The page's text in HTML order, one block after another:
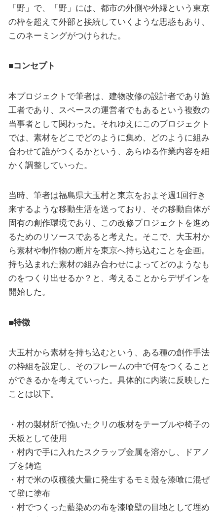
「野」で、「野」には、都市の外側や外縁という東京
の枠を超えて外部と接続していくような思惑もあり、
このネーミングがつけられた。
■コンセプト
本プロジェクトで筆者は、建物改修の設計者であり施
工者であり、スペースの運営者でもあるという複数の
当事者として関わった。それゆえにこのプロジェクト
では、素材をどこでどのように集め、どのように組み
合わせて誰がつくるかという、あらゆる作業内容を細
かく調整していった。
当時、筆者は福島県大玉村と東京をおよそ週1回行き
来するような移動生活を送っており、その移動自体が
固有の創作環境であり、この改修プロジェクトを進め
るためのリソースであると考えた。そこで、大玉村か
ら素材や制作物の断片を東京へ持ち込むことを企画。
持ち込まれた素材の組み合わせによってどのようなも
のをつくり出せるか？と、考えることからデザインを
開始した。
■特徴
大玉村から素材を持ち込むという、ある種の創作手法
の枠組を設定し、そのフレームの中で何をつくること
ができるかを考えていった。具体的に内装に反映した
ことは以下。
・村の製材所で挽いたクリの板材をテーブルや椅子の
天板として使用
・村内で手に入れたスクラップ金属を溶かし、ドアノ
ブを鋳造
・村で米の収穫後大量に発生するモミ殼を漆喰に混ぜ
て壁に塗布
・村でつくった藍染めの布を漆喰壁の目地として埋め